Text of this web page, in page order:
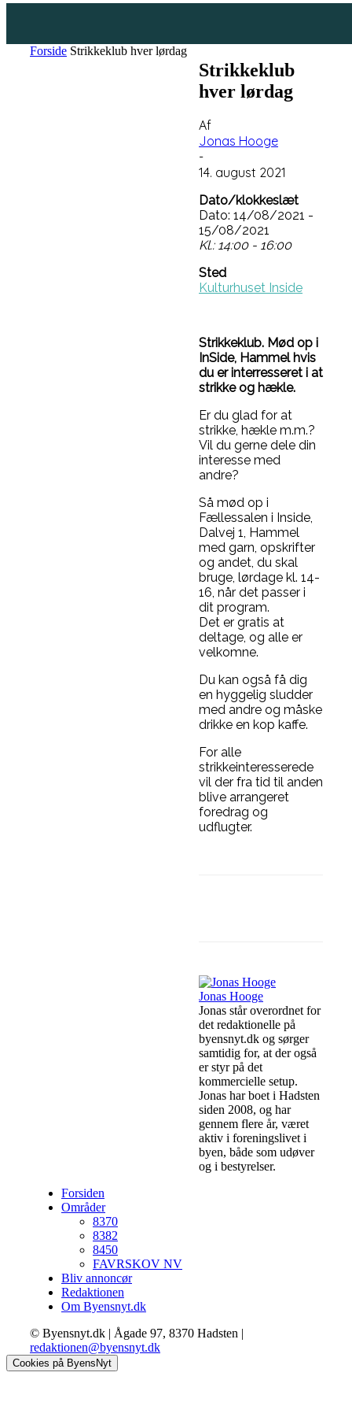
Forside Strikkeklub hver lørdag
Strikkeklub
hver lørdag
Af
Jonas Hooge
-
14. august 2021
Dato/klokkeslæt
Dato: 14/08/2021 -
15/08/2021
Kl.: 14:00 - 16:00
Sted
Kulturhuset Inside
Strikkeklub. Mød op i
InSide, Hammel hvis
du er interresseret i at
strikke og hækle.
Er du glad for at
strikke, hækle m.m.?
Vil du gerne dele din
interesse med
andre?
Så mød op i
Fællessalen i Inside,
Dalvej 1, Hammel
med garn, opskrifter
og andet, du skal
bruge, lørdage kl. 14-
16, når det passer i
dit program.
Det er gratis at
deltage, og alle er
velkomne.
Du kan også få dig
en hyggelig sludder
med andre og måske
drikke en kop kaffe.
For alle
strikkeinteresserede
vil der fra tid til anden
blive arrangeret
foredrag og
udflugter.
Jonas Hooge
Jonas står overordnet for
det redaktionelle på
byensnyt.dk og sørger
samtidig for, at der også
er styr på det
kommercielle setup.
Jonas har boet i Hadsten
siden 2008, og har
gennem flere år, været
aktiv i foreningslivet i
byen, både som udøver
og i bestyrelser.
Forsiden
Områder
8370
8382
8450
FAVRSKOV NV
Bliv annoncør
Redaktionen
Om Byensnyt.dk
© Byensnyt.dk | Ågade 97, 8370 Hadsten |
redaktionen@byensnyt.dk
Cookies på ByensNyt